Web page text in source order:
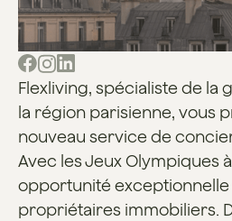
Flexliving, spécialiste de la
la région parisienne, vous
nouveau service de
Avec les Jeux Olympiques
opportunité exceptionnelle
propriétaires immobiliers.